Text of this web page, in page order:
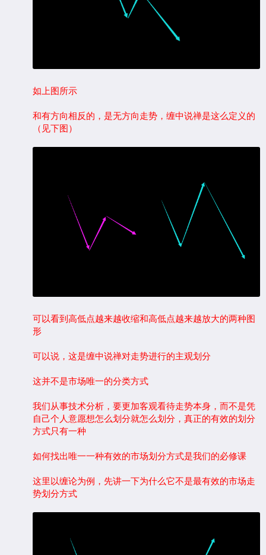
如上图所示
和有方向相反的，是无方向走势，缠中说禅是这么定义的
（见下图）
可以看到高低点越来越收缩和高低点越来越放大的两种图
形
可以说，这是缠中说禅对走势进行的主观划分
这并不是市场唯一的分类方式
我们从事技术分析，要更加客观看待走势本身，而不是凭
自己个人意愿想怎么划分就怎么划分，真正的有效的划分
方式只有一种
如何找出唯一一种有效的市场划分方式是我们的必修课
这里以缠论为例，先讲一下为什么它不是最有效的市场走
势划分方式